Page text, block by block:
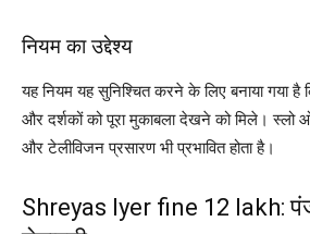
नियम का उद्देश्य
यह नियम यह सुनिश्चित करने के लिए बनाया गया है
और दर्शकों को पूरा मुकाबला देखने को मिले। स्लो
और टेलीविजन प्रसारण भी प्रभावित होता है।
Shreyas Iyer fine 12 lakh: